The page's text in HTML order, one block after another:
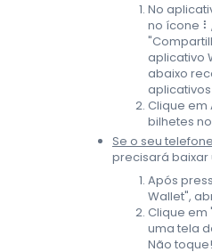
No
no ícone
aplicativo
abaixo
Clique em
bilhetes
Se o seu
precisará baixar
Após
Wallet",
Clique em
uma tela
Não